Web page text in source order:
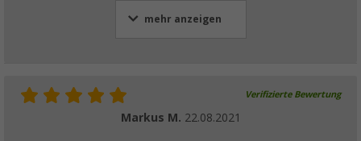
mehr anzeigen
Verifizierte Bewertung
Markus M. 22.08.2021